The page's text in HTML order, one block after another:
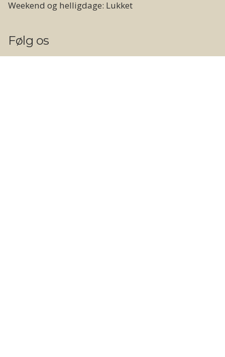
Weekend og helligdage: Lukket
Følg os